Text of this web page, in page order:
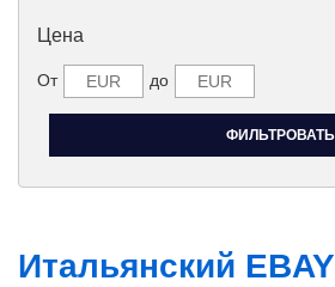
Цена
От до
Итальянский EBAY